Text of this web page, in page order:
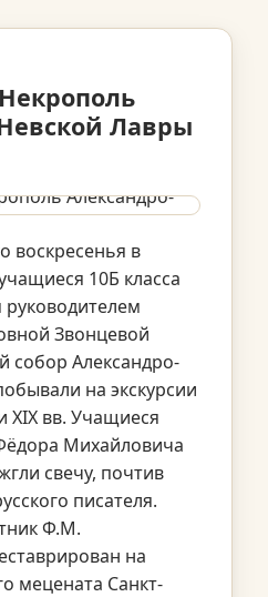
Лавры
воскресенья в
10Б класса
руководителем
Звонцевой
собор Александро-
на экскурсии
XIX вв. Учащиеся
Михайловича
свечу, почтив
писателя.
Ф.М.
на
мецената Санкт-